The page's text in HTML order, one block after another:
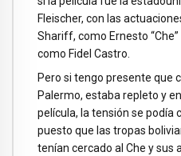
Fleischer, con las
Shariff, como Ernesto
como Fidel Castro.
Pero si tengo presente que
Palermo, estaba repleto y
película, la tensión se podía
puesto que las tropas
tenían cercado al Che y sus